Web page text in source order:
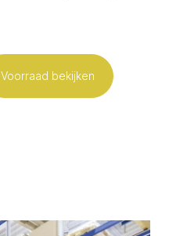
Voorraad bekijken